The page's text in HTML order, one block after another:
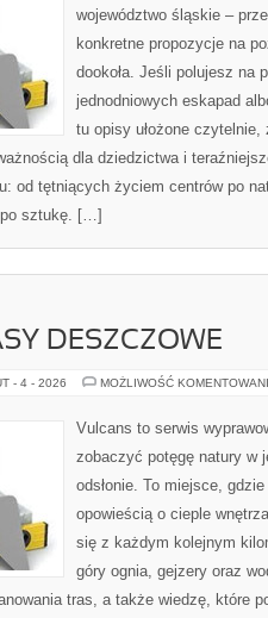
województwo śląskie –
konkretne propozycje na
dookoła. Jeśli polujesz na
jednodniowych eskapad
tu opisy ułożone
dla dziedzictwa i
od tętniących życiem centrów po
sztukę. […]
DESZCZOWE
- 4 - 2026 MOŻLIWOŚĆ
Vulcans to serwis
zobaczyć potęgę natury w
odsłonie. To miejsce,
opowieścią o cieple
się z każdym kolejnym
góry ognia, gejzery oraz
tras, a także wiedzę, które